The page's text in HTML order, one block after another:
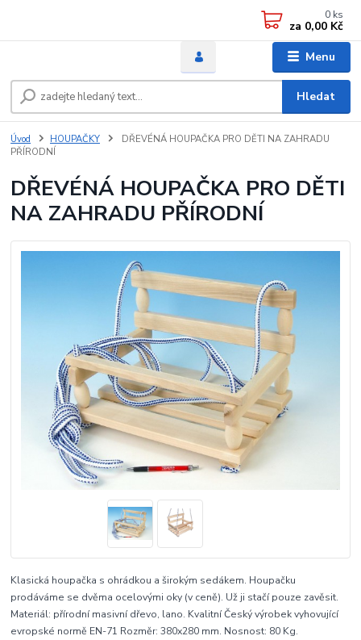
Menu
Hledat
0 ks
za 0,00 Kč
Úvod HOUPAČKY
DŘEVÉNÁ HOUPAČKA PRO DĚTI NA ZAHRADU
PŘÍRODNÍ
DŘEVÉNÁ HOUPAČKA PRO DĚTI
NA ZAHRADU PŘÍRODNÍ
Klasická houpačka s ohrádkou a širokým sedákem. Houpačku
prodáváme se dvěma ocelovými oky (v ceně). Už ji stačí pouze zavěsit.
Materiál: přírodní masivní dřevo, lano. Kvalitní Český výrobek vyhovující
evropské normě EN-71 Rozměr: 380x280 mm. Nosnost: 80 Kg.